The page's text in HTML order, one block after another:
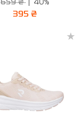
659 ₴ 40%
395 ₴